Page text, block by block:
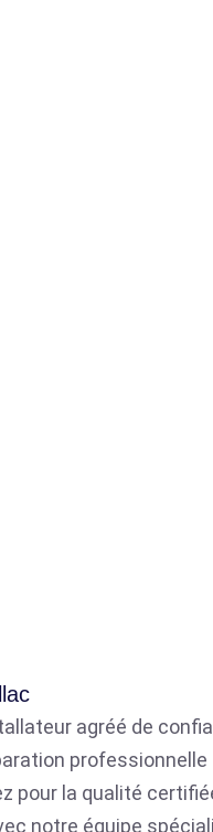
agréé de
pour la qualité
notre équipe